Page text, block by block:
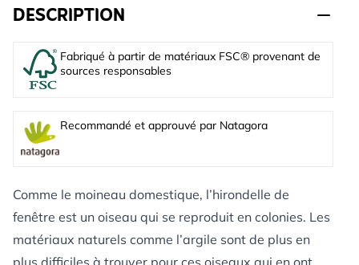
DESCRIPTION
Fabriqué à partir de matériaux FSC® provenant de
sources responsables
Recommandé et approuvé par Natagora
Comme le moineau domestique, l’hirondelle de
fenêtre est un oiseau qui se reproduit en colonies. Les
matériaux naturels comme l’argile sont de plus en
plus difficiles à trouver pour ces oiseaux qui en ont